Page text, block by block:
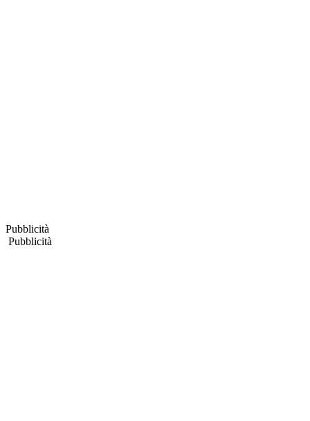
Pubblicità
Pubblicità